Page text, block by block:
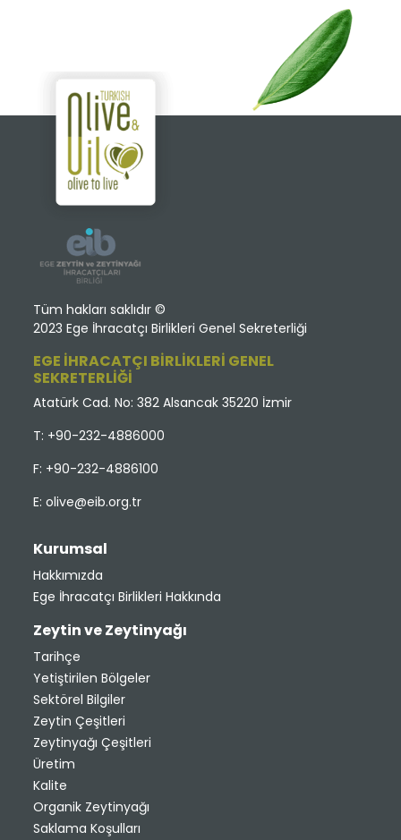
Tüm hakları saklıdır ©
2023 Ege İhracatçı Birlikleri Genel Sekreterliği
EGE İHRACATÇI BİRLİKLERİ GENEL
SEKRETERLİĞİ
Atatürk Cad. No: 382 Alsancak 35220 İzmir
T: +90-232-4886000
F: +90-232-4886100
E:olive@eib.org.tr
Kurumsal
Hakkımızda
Ege İhracatçı Birlikleri Hakkında
Zeytin ve Zeytinyağı
Tarihçe
Yetiştirilen Bölgeler
Sektörel Bilgiler
Zeytin Çeşitleri
Zeytinyağı Çeşitleri
Üretim
Kalite
Organik Zeytinyağı
Saklama Koşulları